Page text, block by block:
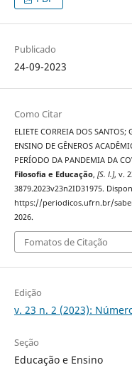
Publicado
24-09-2023
Como Citar
ELIETE CORREIA DOS
ENSINO DE GÊNEROS
PERÍODO DA PANDEMIA DA
Filosofia e Educação, [S. l.], v.
3879.2023v23n2ID31975.
https://periodicos.ufrn.br/
2026.
Fomatos de Citação
Edição
v. 23 n. 2 (2023):
Seção
Educação e Ensino